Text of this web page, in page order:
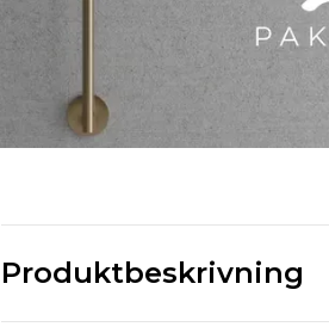
Produktbeskrivning